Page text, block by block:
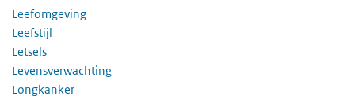
Leefomgeving
Leefstijl
Letsels
Levensverwachting
Longkanker